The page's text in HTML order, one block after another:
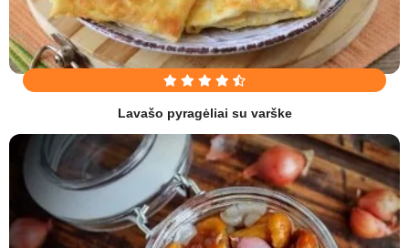
Lavašo pyragėliai su varške